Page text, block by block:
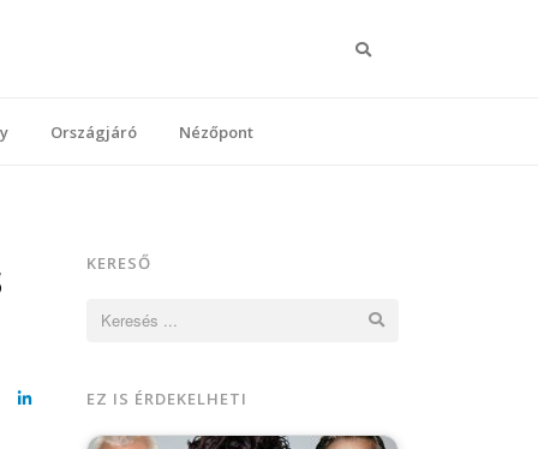
Országjáró Nézőpont
LinkedIn
KERESŐ
EZ IS ÉRDEKELHETI